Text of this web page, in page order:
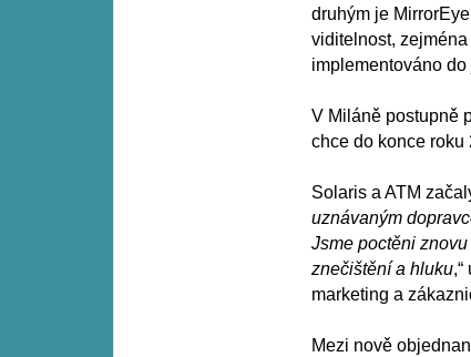
druhým je
viditelnost,
implementováno
V Miláně postupně
chce do konce
Solaris a ATM
uznávaným
Jsme poctěni
znečištění a hluku
marketing a
Mezi nově